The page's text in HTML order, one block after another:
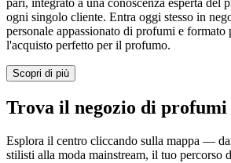
pari, integrato a una conoscenza esperta del
ogni singolo cliente. Entra oggi stesso in
personale appassionato di profumi e formato
l'acquisto perfetto per il profumo.
Scopri di più
Trova il negozio di profumi
Esplora il centro cliccando sulla mappa —
stilisti alla moda mainstream, il tuo percorso